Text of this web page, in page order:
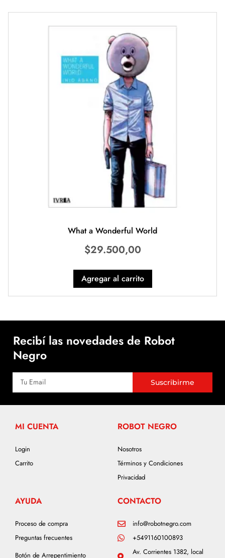
What a Wonderful World
$29.500,00
Agregar al carrito
Recibí las novedades de Robot
Negro
Suscribirme
MI CUENTA
Login
Carrito
ROBOT NEGRO
Nosotros
Términos y Condiciones
Privacidad
AYUDA
Proceso de compra
Preguntas frecuentes
Botón de Arrepentimiento
CONTACTO
info@robotnegro.com
+5491160100893
Av. Corrientes 1382, local